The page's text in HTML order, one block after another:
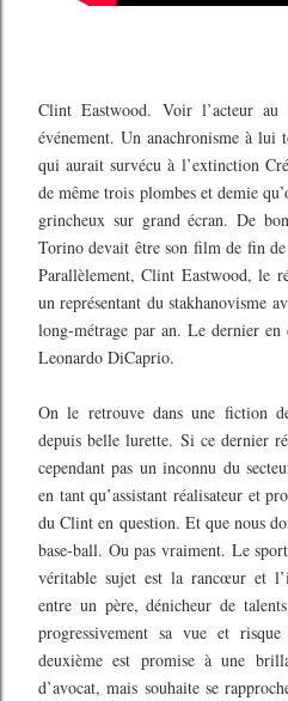
Clint Eastwood. Voir l’acteur au
événement. Un anachronisme à lui
qui aurait survécu à l’extinction
de même trois plombes et demie
grincheux sur grand écran. De
Torino devait être son film de fin
Parallèlement, Clint Eastwood, le
un représentant du stakhanovisme
long-métrage par an. Le dernier
Leonardo DiCaprio.
On le retrouve dans une fiction
depuis belle lurette. Si ce dernier
cependant pas un inconnu du
en tant qu’assistant réalisateur et
du Clint en question. Et que nous
base-ball. Ou pas vraiment. Le
véritable sujet est la rancœur et
entre un père, dénicheur de
progressivement sa vue et
deuxième est promise à une
d’avocat, mais souhaite se